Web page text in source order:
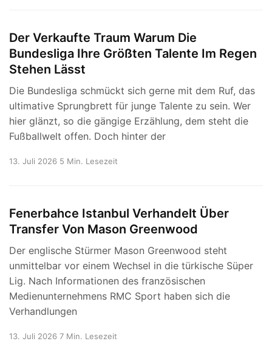
Der Verkaufte Traum Warum Die
Bundesliga Ihre Größten Talente Im Regen
Stehen Lässt
Die Bundesliga schmückt sich gerne mit dem Ruf, das
ultimative Sprungbrett für junge Talente zu sein. Wer
hier glänzt, so die gängige Erzählung, dem steht die
Fußballwelt offen. Doch hinter der
13. Juli 2026 5 Min. Lesezeit
Fenerbahce Istanbul Verhandelt Über
Transfer Von Mason Greenwood
Der englische Stürmer Mason Greenwood steht
unmittelbar vor einem Wechsel in die türkische Süper
Lig. Nach Informationen des französischen
Medienunternehmens RMC Sport haben sich die
Verhandlungen
13. Juli 2026 7 Min. Lesezeit